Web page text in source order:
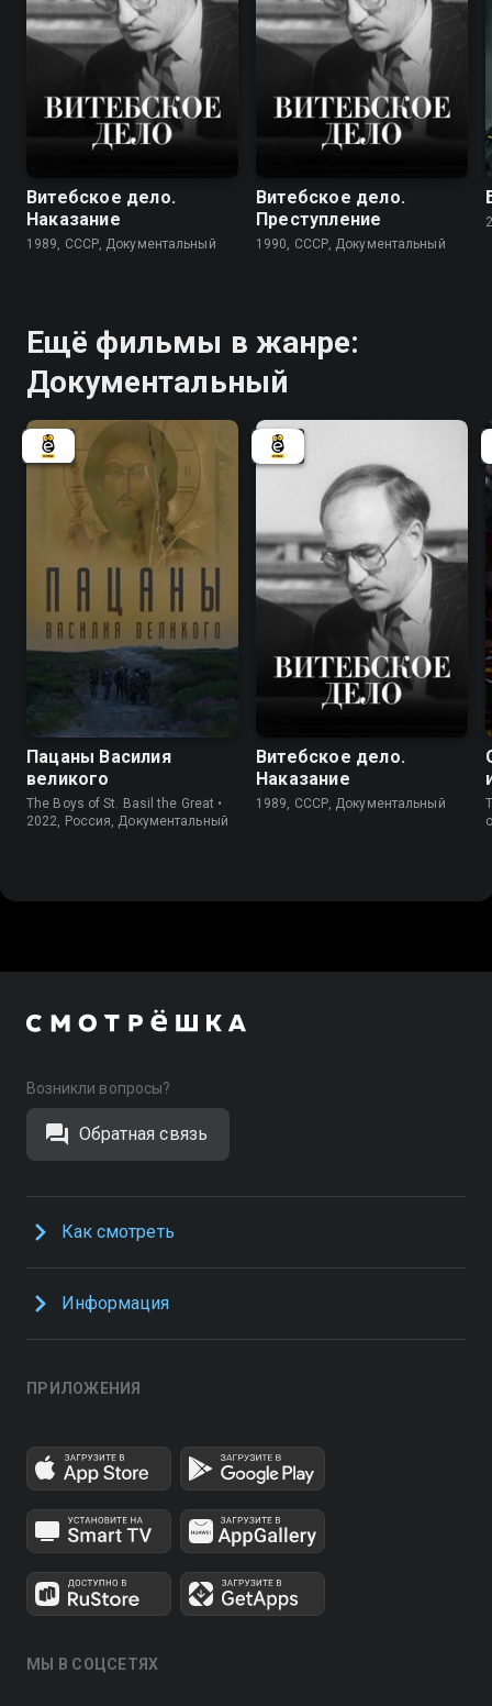
Витебское дело.
Наказание
1989, СССР, Документальный
Витебское дело.
Преступление
1990, СССР, Документальный
Ещё фильмы в жанре:
Документальный
Пацаны Василия
великого
The Boys of St. Basil the Great •
2022, Россия, Документальный
Витебское дело.
Наказание
1989, СССР, Документальный
Возникли вопросы?
Обратная связь
Как смотреть
Информация
ПРИЛОЖЕНИЯ
МЫ В СОЦСЕТЯХ